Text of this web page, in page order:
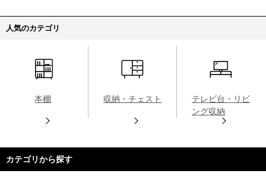
人気のカテゴリ
本棚 収納・チェスト
テレビ台・リビ
ング収納
カテゴリから探す